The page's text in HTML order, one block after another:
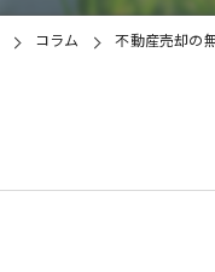
コラム 不動産売却の